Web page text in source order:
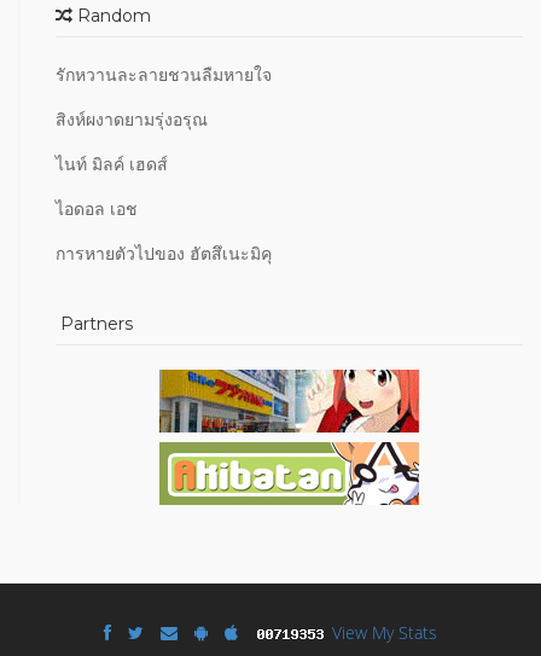
Random
รักหวานละลายชวนลืมหายใจ
สิงห์ผงาดยามรุ่งอรุณ
ไนท์ มิลค์ เฮดส์
ไอดอล เอช
การหายตัวไปของ ฮัตสึเนะมิคุ
Partners
View My Stats